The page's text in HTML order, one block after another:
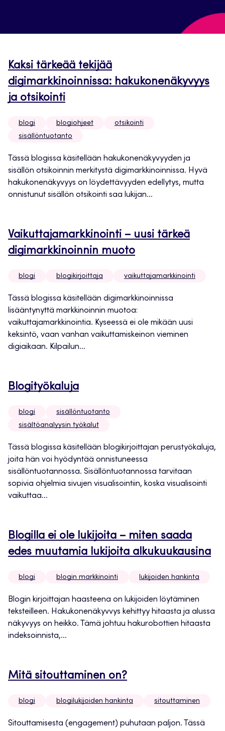
Kaksi tärkeää tekijää
digimarkkinoinnissa: hakukonenäkyvyys
ja otsikointi
blogi blogiohjeet
otsikointi
sisällöntuotanto
Tässä blogissa käsitellään hakukonenäkyvyyden ja
sisällön otsikoinnin merkitystä digimarkkinoinnissa. Hyvä
hakukonenäkyvyys on löydettävyyden edellytys, mutta
onnistunut sisällön otsikointi saa lukijan...
Vaikuttajamarkkinointi – uusi tärkeä
digimarkkinoinnin muoto
blogi blogikirjoittaja vaikuttajamarkkinointi
Tässä blogissa käsitellään digimarkkinoinnissa
lisääntynyttä markkinoinnin muotoa:
vaikuttajamarkkinointia. Kyseessä ei ole mikään uusi
keksintö, vaan vanhan vaikuttamiskeinon vieminen
digiaikaan. Kilpailun...
Blogityökaluja
blogi
sisällöntuotanto
sisältöanalyysin työkalut
Tässä blogissa käsitellään blogikirjoittajan perustyökaluja,
joita hän voi hyödyntää onnistuneessa
sisällöntuotannossa. Sisällöntuotannossa tarvitaan
sopivia ohjelmia sivujen visualisointiin, koska visualisointi
vaikuttaa...
Blogilla ei ole lukijoita – miten saada
edes muutamia lukijoita alkukuukausina
blogi blogin markkinointi lukijoiden hankinta
Blogin kirjoittajan haasteena on lukijoiden löytäminen
teksteilleen. Hakukonenäkyvvys kehittyy hitaasta ja alussa
näkyvyys on heikko. Tämä johtuu hakurobottien hitaasta
indeksoinnista,...
Mitä sitouttaminen on?
blogi blogilukijoiden hankinta sitouttaminen
Sitouttamisesta (engagement) puhutaan paljon. Tässä